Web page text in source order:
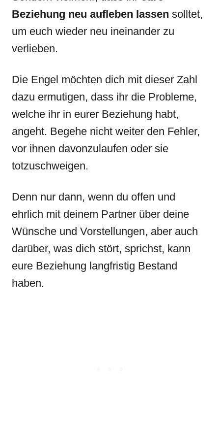
Beziehung neu aufleben lassen solltet,
um euch wieder neu ineinander zu
verlieben.
Die Engel möchten dich mit dieser Zahl
dazu ermutigen, dass ihr die Probleme,
welche ihr in eurer Beziehung habt,
angeht. Begehe nicht weiter den Fehler,
vor ihnen davonzulaufen oder sie
totzuschweigen.
Denn nur dann, wenn du offen und
ehrlich mit deinem Partner über deine
Wünsche und Vorstellungen, aber auch
darüber, was dich stört, sprichst, kann
eure Beziehung langfristig Bestand
haben.